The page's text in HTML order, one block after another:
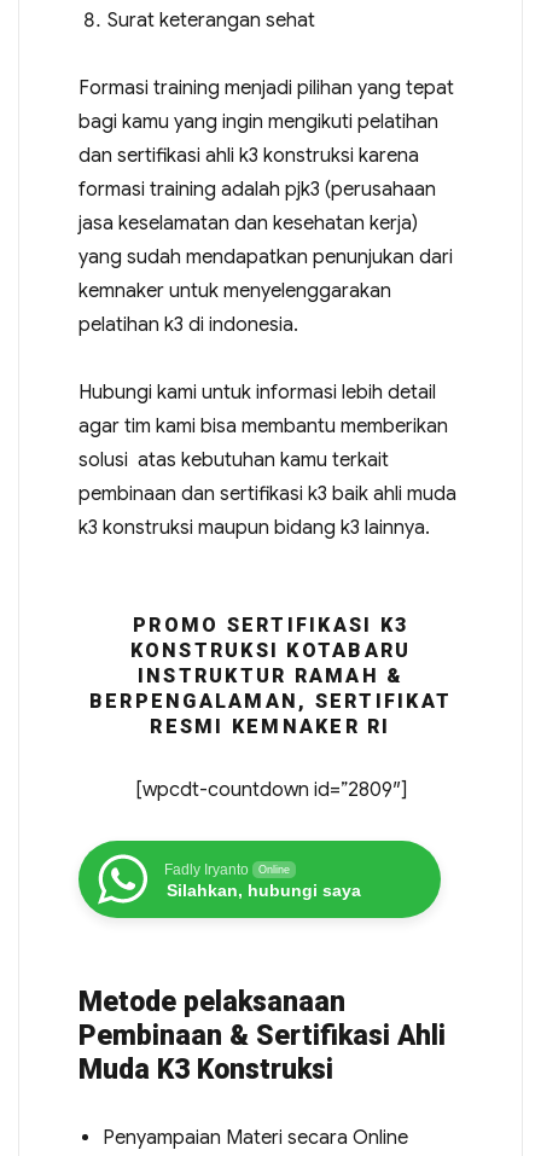
Surat keterangan sehat
Formasi training menjadi pilihan yang tepat
bagi kamu yang ingin mengikuti pelatihan
dan sertifikasi ahli k3 konstruksi karena
formasi training adalah pjk3 (perusahaan
jasa keselamatan dan kesehatan kerja)
yang sudah mendapatkan penunjukan dari
kemnaker untuk menyelenggarakan
pelatihan k3 di indonesia.
Hubungi kami untuk informasi lebih detail
agar tim kami bisa membantu memberikan
solusi atas kebutuhan kamu terkait
pembinaan dan sertifikasi k3 baik ahli muda
k3 konstruksi maupun bidang k3 lainnya.
PROMO SERTIFIKASI K3
KONSTRUKSI KOTABARU
INSTRUKTUR RAMAH &
BERPENGALAMAN, SERTIFIKAT
RESMI KEMNAKER RI
[wpcdt-countdown id=”2809″]
Fadly Iryanto Online
Silahkan, hubungi saya
Metode pelaksanaan
Pembinaan & Sertifikasi Ahli
Muda K3 Konstruksi
Penyampaian Materi secara Online